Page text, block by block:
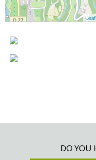
DO YOU